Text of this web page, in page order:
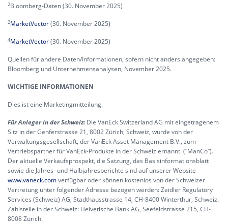
2Bloomberg-Daten (30. November 2025)
2MarketVector(30. November 2025)
4MarketVector(30. November 2025)
Quellen für andere Daten/Informationen, sofern nicht anders angegeben:
Bloomberg und Unternehmensanalysen, November 2025.
WICHTIGE INFORMATIONEN
Dies ist eine Marketingmitteilung.
Für Anleger in der Schweiz:Die VanEck Switzerland AG mit eingetragenem
Sitz in der Genferstrasse 21, 8002 Zürich, Schweiz, wurde von der
Verwaltungsgesellschaft, der VanEck Asset Management B.V., zum
Vertriebspartner für VanEck-Produkte in der Schweiz ernannt. (“ManCo”).
Der aktuelle Verkaufsprospekt, die Satzung, das Basisinformationsblatt
sowie die Jahres- und Halbjahresberichte sind auf unserer Website
www.vaneck.comverfügbar oder können kostenlos von der Schweizer
Vertretung unter folgender Adresse bezogen werden: Zeidler Regulatory
Services (Schweiz) AG, Stadthausstrasse 14, CH-8400 Winterthur, Schweiz.
Zahlstelle in der Schweiz: Helvetische Bank AG, Seefeldstrasse 215, CH-
8008 Zürich.